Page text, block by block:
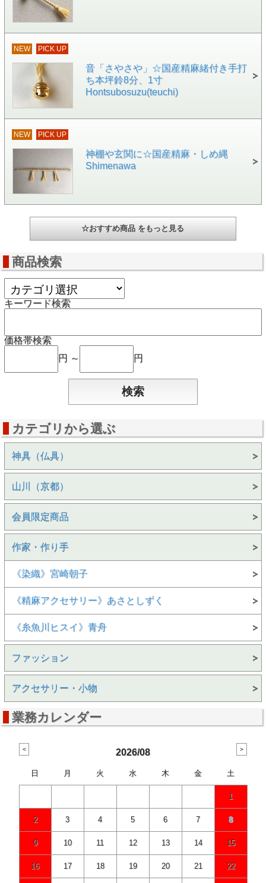
NEW PICK UP
音「さやさや」☆国産精麻緒付き手打
ち本坪鈴8分、1寸
Hontsubosuzu(teuchi)
NEW PICK UP
神棚や玄関に☆国産精麻・しめ縄
Shimenawa
☆おすすめ商品 をもっと見る
商品検索
キーワード検索
価格帯検索
円 ～
円
カテゴリから選ぶ
神具（仏具）
山川（京都）
会員限定商品
作家・作り手
《染織》宮崎朝子
《精麻アクセサリー》あさとしずく
《糸魚川ヒスイ》青舟
ファッション
アクセサリー・小物
業務カレンダー
2026/08
日 月 火 水 木 金 土
1
2 3 4 5 6 7 8
9 10 11 12 13 14 15
16 17 18 19 20 21 22